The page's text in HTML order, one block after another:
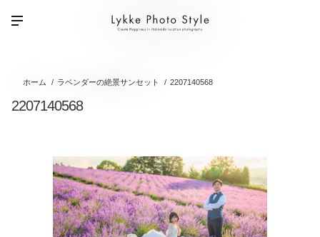
ホーム ラベンダーの絶景サンセット 2207140568
2207140568